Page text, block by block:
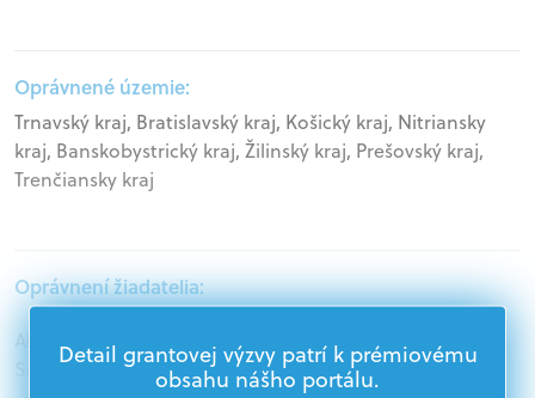
Oprávnené územie:
Trnavský kraj, Bratislavský kraj, Košický kraj, Nitriansky
kraj, Banskobystrický kraj, Žilinský kraj, Prešovský kraj,
Trenčiansky kraj
Oprávnení žiadatelia:
Akademický sektor, Mimovládne organizácie,
Samospráva
Detail grantovej výzvy patrí k prémiovému
obsahu nášho portálu.